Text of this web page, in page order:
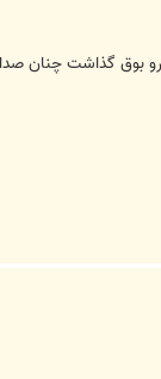
بوق گذاشت چنان